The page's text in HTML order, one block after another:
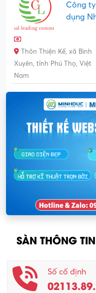
Công
dụng
Thôn Thiện Kế, xã Bình
Xuyên, tỉnh Phú Thọ, Việt
Nam
SÀN THÔNG
Số cố định